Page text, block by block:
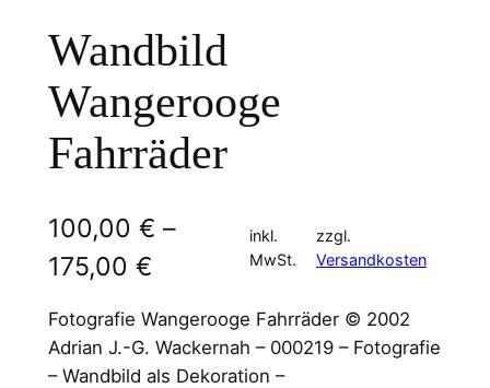
Wandbild
Wangerooge
Fahrräder
100,00 € –
175,00 €
inkl.
MwSt.
zzgl.
Versandkosten
Fotografie Wangerooge Fahrräder © 2002
Adrian J.-G. Wackernah – 000219 – Fotografie
– Wandbild als Dekoration –